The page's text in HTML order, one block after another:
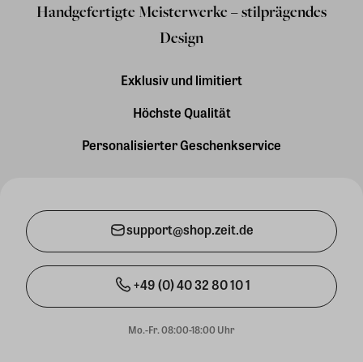
Handgefertigte Meisterwerke – stilprägendes
Design
Exklusiv und limitiert
Höchste Qualität
Personalisierter Geschenkservice
support@shop.zeit.de
+49 (0) 40 32 80 10 1
Mo.-Fr. 08:00-18:00 Uhr